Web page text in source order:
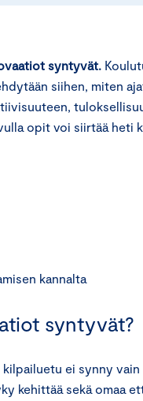
syntyvät.
siihen, miten
opit voi siirtää heti
kannalta
syntyvät?
ei synny
kehittää sekä omaa